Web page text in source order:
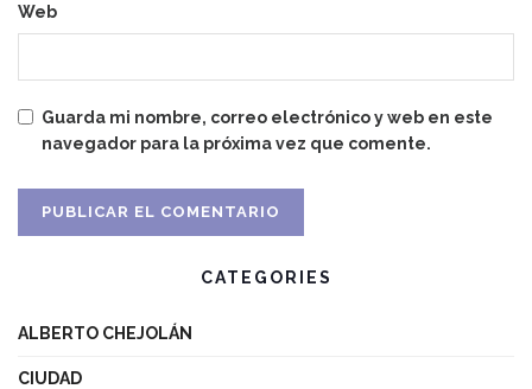
Web
Guarda mi nombre, correo electrónico y web en este
navegador para la próxima vez que comente.
CATEGORIES
ALBERTO CHEJOLÁN
CIUDAD